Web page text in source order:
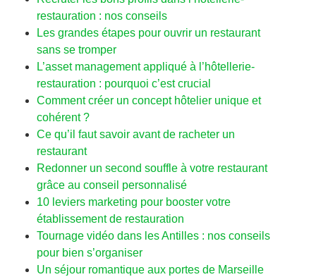
restauration : nos conseils
Les grandes étapes pour ouvrir un restaurant
sans se tromper
L’asset management appliqué à l’hôtellerie-
restauration : pourquoi c’est crucial
Comment créer un concept hôtelier unique et
cohérent ?
Ce qu’il faut savoir avant de racheter un
restaurant
Redonner un second souffle à votre restaurant
grâce au conseil personnalisé
10 leviers marketing pour booster votre
établissement de restauration
Tournage vidéo dans les Antilles : nos conseils
pour bien s’organiser
Un séjour romantique aux portes de Marseille